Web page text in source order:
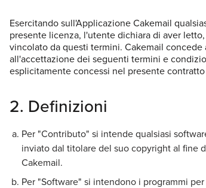
Esercitando sull'Applicazione Cakemail
presente licenza, l'utente dichiara di aver
vincolato da questi termini. Cakemail
all'accettazione dei seguenti termini e
esplicitamente concessi nel presente
2. Definizioni
Per "Contributo" si intende qualsiasi
inviato dal titolare del suo copyright al fine
Cakemail.
Per "Software" si intendono i programmi